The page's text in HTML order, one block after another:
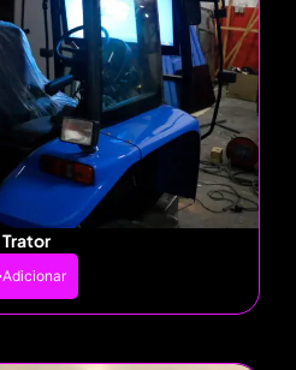
Trator
Adicionar